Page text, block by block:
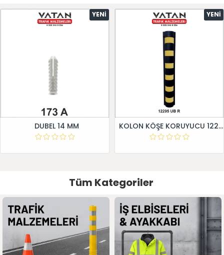
YENI
DUBEL 14 MM
YENI
KOLON KÖŞE KORUYUCU 12295 UB R
Tüm Kategoriler